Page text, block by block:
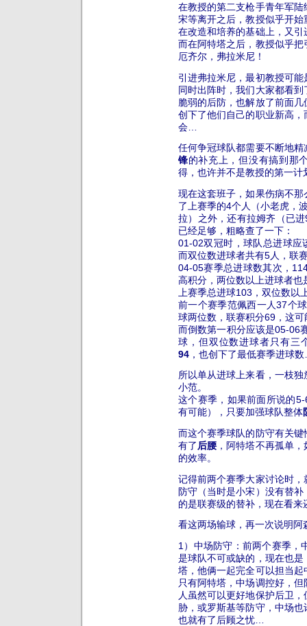
在教授的第二支枪手青年军
宋等离开之后，教授似乎开
在改造和培养的基础上，又
而在阿特塔之后，教授似乎
厄齐尔，弗拉米尼！
引进弗拉米尼，最初教授可
同时出阵时，我们大家都看
脆弱的后防，也解放了前面
创下了他们自己的职业新高
会…
任何争冠球队都需要不断地
锋的补充上，但没有搞到那
得，也许并不是教授的第一
现在这套班子，如果伤病不
了上赛季的4个人（小老虎，
拉）之外，还有拉姆齐（已
已经足够，粗略查了一下：
01-02双冠时，球队总进球应
而双位数进球者共有5人，联
04-05赛季总进球数其次，
高积分，两位数以上进球者也
上赛季总进球103，双位数以
前一个赛季范佩西一人37个
球两位数，联赛积分69，这
而倒数第一积分应该是05-06
球，但双位数进球者只有三
94 ，也创下了最低赛季进球
所以单从进球上来看，一枝
小范。
这个赛季，如果前面所说的
有可能），只要加强球队整体
而这个赛季球队的防守有关
有了 后腰，阿特塔不再孤单
的效率。
记得前两个赛季大家讨论时，
防守（当时是小宋）没有替
的是联赛级的替补，现在看来
看这两场输球，再一次说明阿
1）中场防守：前两个赛季，
是球队不可或缺的，现在也
塔，他俩一起完全可以担当
只有阿特塔，中场调控好，
人虽然可以更好地保护后卫
胁，或罗斯基等防守，中场
也就有了后顾之忧…